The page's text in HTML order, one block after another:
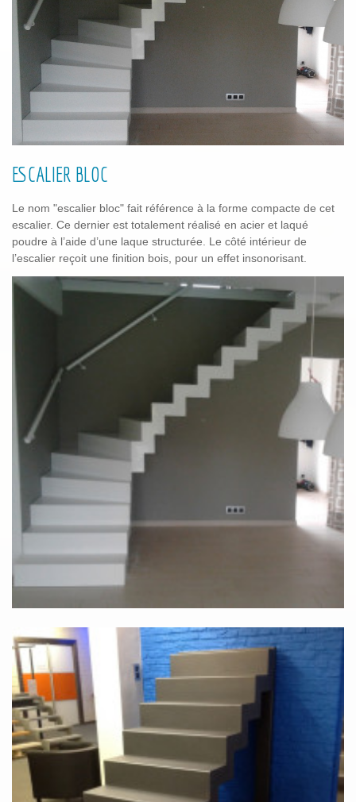
ESCALIER BLOC
Le nom "escalier bloc" fait référence à la forme compacte de cet
escalier. Ce dernier est totalement réalisé en acier et laqué
poudre à l’aide d’une laque structurée. Le côté intérieur de
l’escalier reçoit une finition bois, pour un effet insonorisant.